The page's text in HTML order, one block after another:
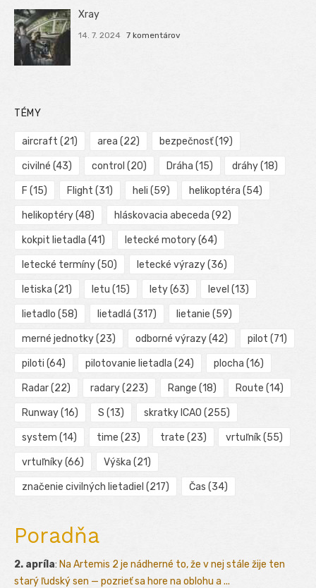
Xray
14. 7. 2024 7 komentárov
TÉMY
aircraft (21) area (22) bezpečnosť(19)
civilné (43) control (20) Dráha (15) dráhy(18)
F (15) Flight (31) heli (59) helikoptéra (54)
helikoptéry(48) hláskovacia abeceda (92)
kokpit lietadla (41) letecké motory(64)
letecké termíny(50) letecké výrazy(36)
letiska (21) letu (15) lety(63) level (13)
lietadlo (58) lietadlá (317) lietanie (59)
merné jednotky(23) odborné výrazy(42) pilot (71)
piloti (64) pilotovanie lietadla (24) plocha (16)
Radar(22) radary(223) Range (18) Route (14)
Runway(16) S (13) skratky ICAO (255)
system (14) time (23) trate (23) vrtuľník(55)
vrtuľníky(66) Výška (21)
značenie civilných lietadiel (217) Čas (34)
Poradňa
2. apríla: Na Artemis 2 je nádherné to, že v nej stále žije ten
starý ľudský sen — pozrieť sa hore na oblohu a ...